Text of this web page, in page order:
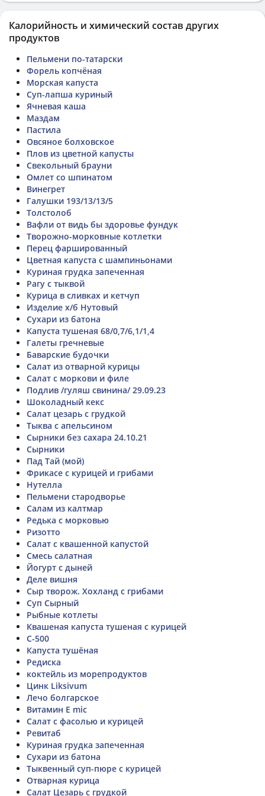
Калорийность и химический состав других
продуктов
Пельмени по-татарски
Форель копчёная
Морская капуста
Суп-лапша куриный
Ячневая каша
Маздам
Пастила
Овсяное болховское
Плов из цветной капусты
Свекольный брауни
Омлет со шпинатом
Винегрет
Галушки 193/13/13/5
Толстолоб
Вафли от видь бы здоровье фундук
Творожно-морковные котлетки
Перец фаршированный
Цветная капуста с шампиньонами
Куриная грудка запеченная
Рагу с тыквой
Курица в сливках и кетчуп
Изделие х/б Нутовый
Сухари из батона
Капуста тушеная 68/0,7/6,1/1,4
Галеты гречневые
Баварские будочки
Салат из отварной курицы
Салат с моркови и филе
Подлив /гуляш свинина/ 29.09.23
Шоколадный кекс
Салат цезарь с грудкой
Тыква с апельсином
Сырники без сахара 24.10.21
Сырники
Пад Тай (мой)
Фрикасе с курицей и грибами
Нутелла
Пельмени стародворье
Салам из калтмар
Редька с морковью
Ризотто
Салат с квашенной капустой
Смесь салатная
Йогурт с дыней
Деле вишня
Сыр творож. Хохланд с грибами
Суп Сырный
Рыбные котлеты
Квашеная капуста тушеная с курицей
C-500
Капуста тушёная
Редиска
коктейль из морепродуктов
Цинк Liksivum
Лечо болгарское
Витамин E mic
Салат с фасолью и курицей
Ревитаб
Куриная грудка запеченная
Сухари из батона
Тыквенный суп-пюре с курицей
Отварная курица
Салат Цезарь с грудкой